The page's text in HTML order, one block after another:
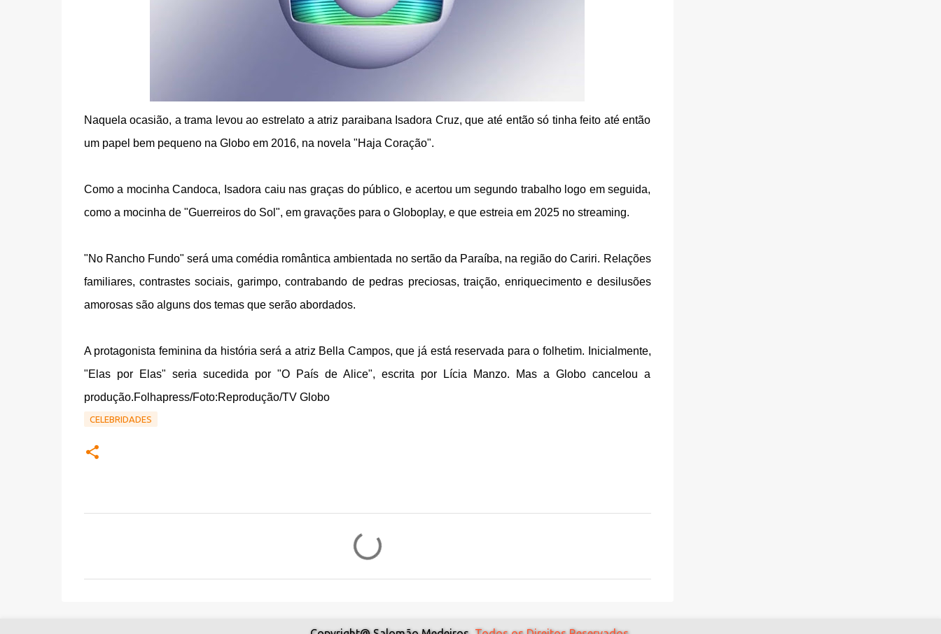
Naquela ocasião, a trama levou ao estrelato a atriz paraibana Isadora Cruz, que até então só tinha feito até então
um papel bem pequeno na Globo em 2016, na novela "Haja Coração".
Como a mocinha Candoca, Isadora caiu nas graças do público, e acertou um segundo trabalho logo em seguida,
como a mocinha de "Guerreiros do Sol", em gravações para o Globoplay, e que estreia em 2025 no streaming.
"No Rancho Fundo" será uma comédia romântica ambientada no sertão da Paraíba, na região do Cariri. Relações
familiares, contrastes sociais, garimpo, contrabando de pedras preciosas, traição, enriquecimento e desilusões
amorosas são alguns dos temas que serão abordados.
A protagonista feminina da história será a atriz Bella Campos, que já está reservada para o folhetim. Inicialmente,
"Elas por Elas" seria sucedida por "O País de Alice", escrita por Lícia Manzo. Mas a Globo cancelou a
produção.Folhapress/Foto:Reprodução/TV Globo
CELEBRIDADES